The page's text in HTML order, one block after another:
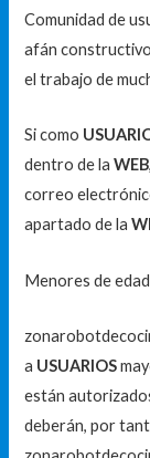
Comunidad de
afán
el trabajo de
Si como
dentro de laWEB
correo
apartado de la
Menores de edad
a USUARIOS
están
deberán, por